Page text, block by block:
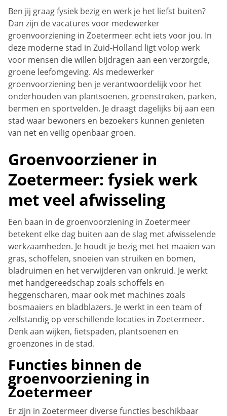
Ben jij graag fysiek bezig en werk je het liefst buiten?
Dan zijn de vacatures voor medewerker
groenvoorziening in Zoetermeer echt iets voor jou. In
deze moderne stad in Zuid-Holland ligt volop werk
voor mensen die willen bijdragen aan een verzorgde,
groene leefomgeving. Als medewerker
groenvoorziening ben je verantwoordelijk voor het
onderhouden van plantsoenen, groenstroken, parken,
bermen en sportvelden. Je draagt dagelijks bij aan een
stad waar bewoners en bezoekers kunnen genieten
van net en veilig openbaar groen.
Groenvoorziener in
Zoetermeer: fysiek werk
met veel afwisseling
Een baan in de groenvoorziening in Zoetermeer
betekent elke dag buiten aan de slag met afwisselende
werkzaamheden. Je houdt je bezig met het maaien van
gras, schoffelen, snoeien van struiken en bomen,
bladruimen en het verwijderen van onkruid. Je werkt
met handgereedschap zoals schoffels en
heggenscharen, maar ook met machines zoals
bosmaaiers en bladblazers. Je werkt in een team of
zelfstandig op verschillende locaties in Zoetermeer.
Denk aan wijken, fietspaden, plantsoenen en
groenzones in de stad.
Functies binnen de
groenvoorziening in
Zoetermeer
Er zijn in Zoetermeer diverse functies beschikbaar